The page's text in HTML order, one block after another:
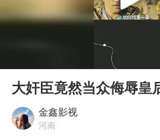
五粮液渠
Play
大奸臣竟然当众侮辱皇
金鑫影视
河南